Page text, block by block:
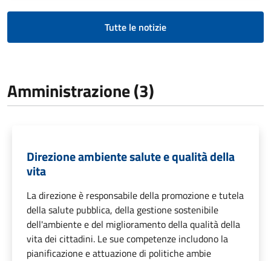
Tutte le notizie
Amministrazione (3)
Direzione ambiente salute e qualità della
vita
La direzione è responsabile della promozione e tutela
della salute pubblica, della gestione sostenibile
dell'ambiente e del miglioramento della qualità della
vita dei cittadini. Le sue competenze includono la
pianificazione e attuazione di politiche ambie